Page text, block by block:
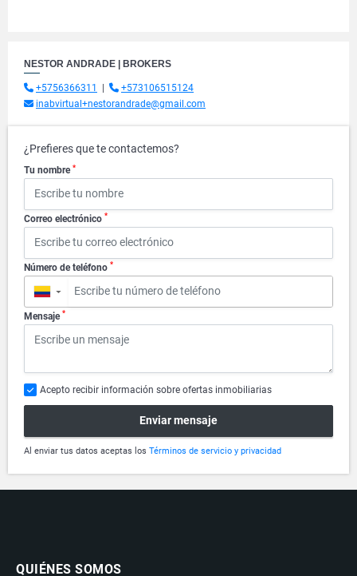
NESTOR ANDRADE | BROKERS
+5756366311
+573106515124
inabvirtual+nestorandrade@gmail.com
¿Prefieres que te contactemos?
Tu nombre *
Correo electrónico *
Número de teléfono *
▼
Mensaje *
Acepto recibir información sobre ofertas inmobiliarias
Enviar mensaje
Al enviar tus datos aceptas los Términos de servicio y privacidad
QUIÉNES SOMOS